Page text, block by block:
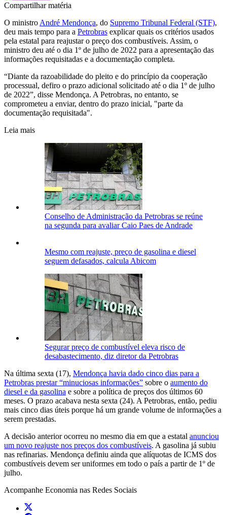
Compartilhar matéria
O ministro André Mendonça, do Supremo Tribunal Federal (STF),
deu mais tempo para a Petrobras explicar quais os critérios usados
pela estatal para reajustar o preço dos combustíveis. Assim, o
ministro deu até o dia 1º de julho de 2022 para a apresentação das
informações requisitadas e a documentação completa.
“Diante da razoabilidade do pleito e do princípio da cooperação
processual, defiro o prazo adicional solicitado até o dia 1º de julho
de 2022”, disse Mendonça. A Petrobras, no entanto, se
comprometeu a enviar, dentro do prazo inicial, "parte da
documentação requisitada".
Leia mais
Conselho de Administração da Petrobras se reúne
na segunda para avaliar Caio Paes de Andrade
Mesmo com reajuste, preço de gasolina e diesel
seguem defasados, calcula Abicom
Segurar preço de combustível eleva risco de
desabastecimento, diz diretor da Petrobras
Na última sexta (17), Mendonça havia dado cinco dias para a
Petrobras prestar “minuciosas informações” sobre o aumento do
diesel e da gasolina e sobre a política de preços dos últimos 60
meses. O prazo acabava nesta sexta (24). A Petrobras, então, pediu
mais cinco dias úteis porque há um grande volume de informações a
serem prestadas.
A decisão anterior ocorreu no mesmo dia em que a estatal anunciou
um novo reajuste nos preços dos combustíveis. A gasolina já subiu
nas refinarias. Mendonça definiu ainda que alíquotas de ICMS dos
combustíveis devem ser uniformes em todo o país a partir de 1º de
julho.
Acompanhe Economia nas Redes Sociais